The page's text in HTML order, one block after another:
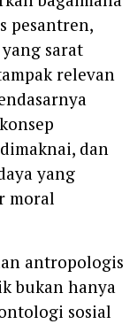
pesantren,
sarat
relevan
dan
yang
moral
antropologis
bukan hanya
sosial